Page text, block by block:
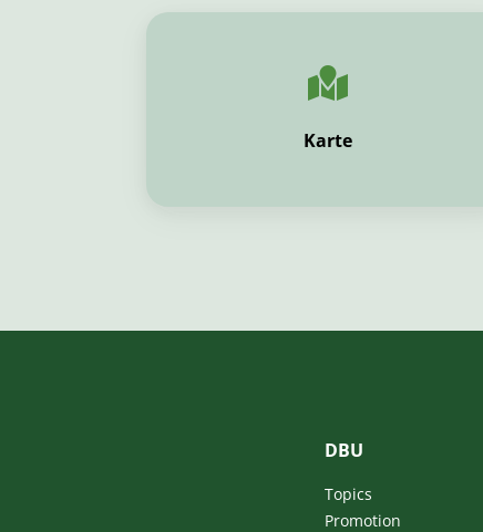
Karte
DBU
Topics
Promotion